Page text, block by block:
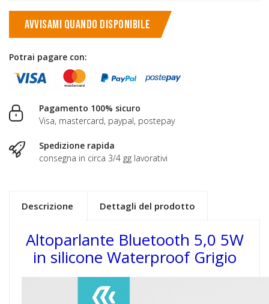
AVVISAMI QUANDO DISPONIBILE
Potrai pagare con:
Pagamento 100% sicuro
Visa, mastercard, paypal, postepay
Spedizione rapida
consegna in circa 3/4 gg lavorativi
Descrizione Dettagli del prodotto
Altoparlante Bluetooth 5,0 5W
in silicone Waterproof Grigio